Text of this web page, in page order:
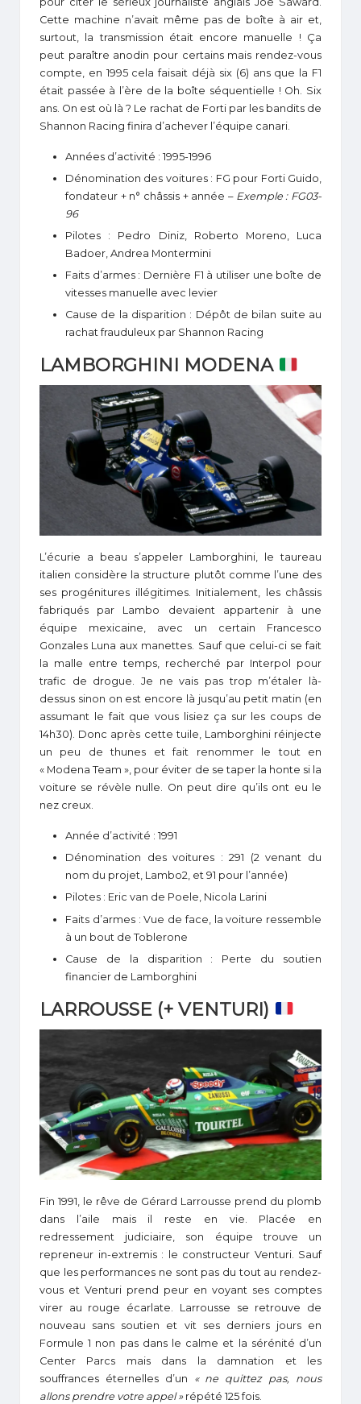
Cette machine n’avait même pas de boîte à air et,
surtout, la transmission était encore manuelle ! Ça
peut paraître anodin pour certains mais rendez-vous
compte, en 1995 cela faisait déjà six (6) ans que la F1
était passée à l’ère de la boîte séquentielle ! Oh. Six
ans. On est où là ? Le rachat de Forti par les bandits de
Shannon Racing finira d’achever l’équipe canari.
Années d’activité : 1995-1996
Dénomination des voitures : FG pour Forti Guido,
fondateur + n° châssis + année – Exemple : FG03-
96
Pilotes : Pedro Diniz, Roberto Moreno, Luca
Badoer, Andrea Montermini
Faits d’armes : Dernière F1 à utiliser une boîte de
vitesses manuelle avec levier
Cause de la disparition : Dépôt de bilan suite au
rachat frauduleux par Shannon Racing
LAMBORGHINI MODENA
L’écurie a beau s’appeler Lamborghini, le taureau
italien considère la structure plutôt comme l’une des
ses progénitures illégitimes. Initialement, les châssis
fabriqués par Lambo devaient appartenir à une
équipe mexicaine, avec un certain Francesco
Gonzales Luna aux manettes. Sauf que celui-ci se fait
la malle entre temps, recherché par Interpol pour
trafic de drogue. Je ne vais pas trop m’étaler là-
dessus sinon on est encore là jusqu’au petit matin (en
assumant le fait que vous lisiez ça sur les coups de
14h30). Donc après cette tuile, Lamborghini réinjecte
un peu de thunes et fait renommer le tout en
« Modena Team », pour éviter de se taper la honte si la
voiture se révèle nulle. On peut dire qu’ils ont eu le
nez creux.
Année d’activité : 1991
Dénomination des voitures : 291 (2 venant du
nom du projet, Lambo2, et 91 pour l’année)
Pilotes : Eric van de Poele, Nicola Larini
Faits d’armes : Vue de face, la voiture ressemble
à un bout de Toblerone
Cause de la disparition : Perte du soutien
financier de Lamborghini
LARROUSSE (+ VENTURI)
Fin 1991, le rêve de Gérard Larrousse prend du plomb
dans l’aile mais il reste en vie. Placée en
redressement judiciaire, son équipe trouve un
repreneur in-extremis : le constructeur Venturi. Sauf
que les performances ne sont pas du tout au rendez-
vous et Venturi prend peur en voyant ses comptes
virer au rouge écarlate. Larrousse se retrouve de
nouveau sans soutien et vit ses derniers jours en
Formule 1 non pas dans le calme et la sérénité d’un
Center Parcs mais dans la damnation et les
souffrances éternelles d’un « ne quittez pas, nous
allons prendre votre appel »répété 125 fois.